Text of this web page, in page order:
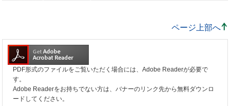
ページ上部へ
PDF形式のファイルをご覧いただく場合には、Adobe Readerが必要で
す。
Adobe Readerをお持ちでない方は、バナーのリンク先から無料ダウンロ
ードしてください。